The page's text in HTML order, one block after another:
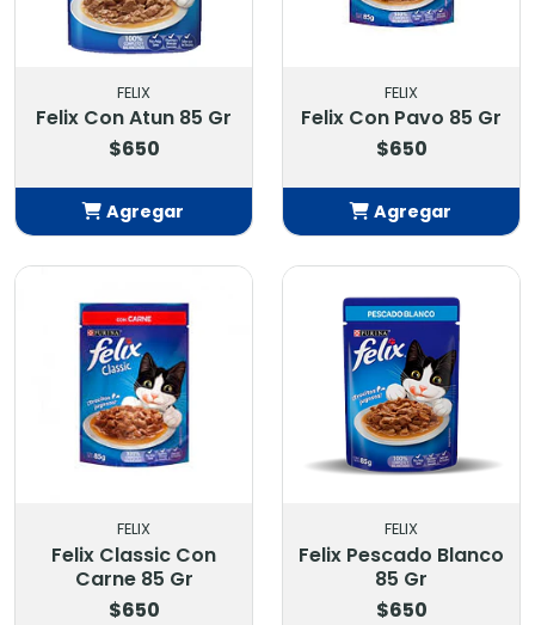
FELIX
Felix Con Atun 85 Gr
$650
Agregar
Añadido
FELIX
Felix Con Pavo 85 Gr
$650
Agregar
Añadido
FELIX
Felix Classic Con
Carne 85 Gr
$650
FELIX
Felix Pescado Blanco
85 Gr
$650